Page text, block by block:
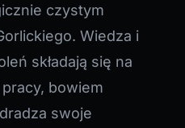
czystym
Wiedza i
składają się na
bowiem
swoje